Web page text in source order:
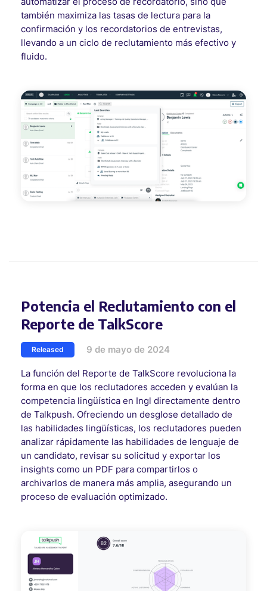
también maximiza las tasas de lectura para la
confirmación y los recordatorios de entrevistas,
llevando a un ciclo de reclutamiento más efectivo y
fluido.
Potencia el Reclutamiento con el
Reporte de TalkScore
Released 9 de mayo de 2024
La función del Reporte de TalkScore revoluciona la
forma en que los reclutadores acceden y evalúan la
competencia lingüística en Ingl directamente dentro
de Talkpush. Ofreciendo un desglose detallado de
las habilidades lingüísticas, los reclutadores pueden
analizar rápidamente las habilidades de lenguaje de
un candidato, revisar su solicitud y exportar los
insights como un PDF para compartirlos o
archivarlos de manera más amplia, asegurando un
proceso de evaluación optimizado.